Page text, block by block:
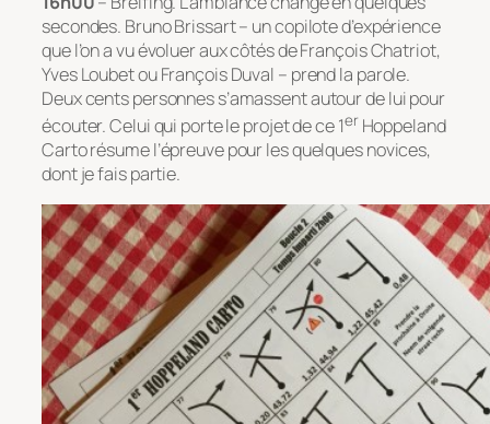
secondes. Bruno Brissart – un copilote d’expérience
que l’on a vu évoluer aux côtés de François Chatriot,
Yves Loubet ou François Duval – prend la parole.
Deux cents personnes s’amassent autour de lui pour
écouter. Celui qui porte le projet de ce 1erHoppeland
Carto résume l’épreuve pour les quelques novices,
dont je fais partie.